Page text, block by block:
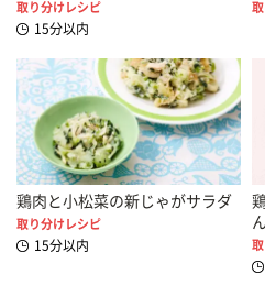
取り分けレシピ
15分以内
鶏肉と小松菜の新じゃがサラダ
取り分けレシピ
15分以内